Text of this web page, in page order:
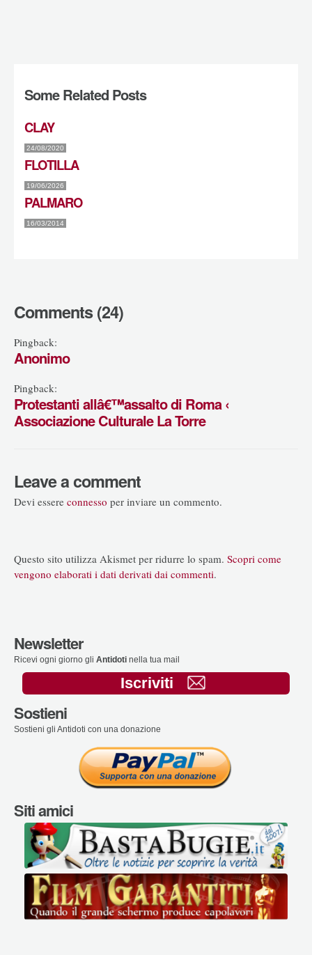
Some Related Posts
CLAY
24/08/2020
FLOTILLA
19/06/2026
PALMARO
16/03/2014
Comments (24)
Pingback:
Anonimo
Pingback:
Protestanti allâ€™assalto di Roma ‹
Associazione Culturale La Torre
Leave a comment
Devi essere connesso per inviare un commento.
Questo sito utilizza Akismet per ridurre lo spam. Scopri come
vengono elaborati i dati derivati dai commenti.
Newsletter
Ricevi ogni giorno gli Antidoti nella tua mail
Iscriviti
Sostieni
Sostieni gli Antidoti con una donazione
Siti amici